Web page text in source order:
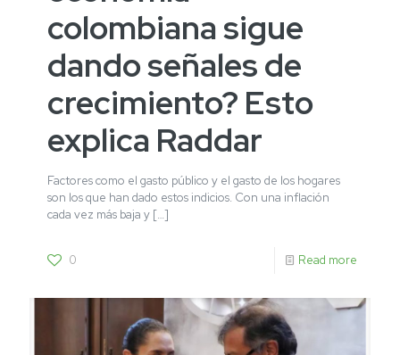
colombiana sigue
dando señales de
crecimiento? Esto
explica Raddar
Factores como el gasto público y el gasto de los hogares
son los que han dado estos indicios. Con una inflación
cada vez más baja y […]
0 Read more